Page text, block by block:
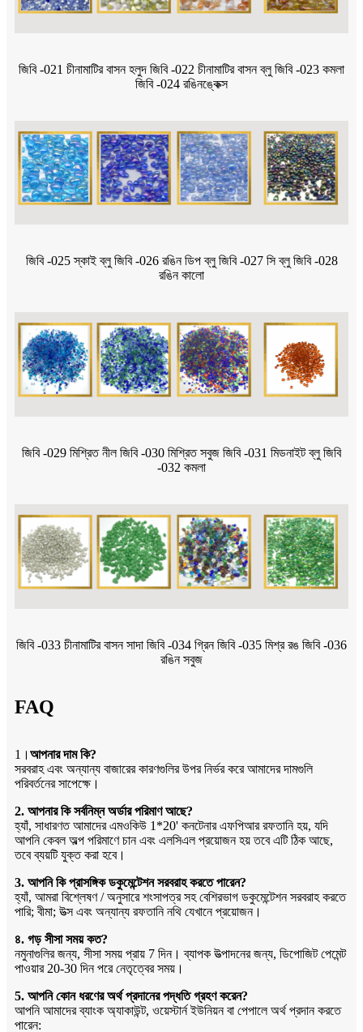
জিবি -021 চীনামাটির বাসন হলুদ জিবি -022 চীনামাটির বাসন ব্লু জিবি -023 কমলা
জিবি -024 রঙিনঙ্কেক্স
জিবি -025 স্কাই ব্লু জিবি -026 রঙিন ডিপ ব্লু জিবি -027 সি ব্লু জিবি -028
রঙিন কালো
জিবি -029 মিশ্রিত নীল জিবি -030 মিশ্রিত সবুজ জিবি -031 মিডনাইট ব্লু জিবি
-032 কমলা
জিবি -033 চীনামাটির বাসন সাদা জিবি -034 গ্রিন জিবি -035 মিশ্র রঙ জিবি -036
রঙিন সবুজ
FAQ
1। আপনার দাম কি?
সরবরাহ এবং অন্যান্য বাজারের কারণগুলির উপর নির্ভর করে আমাদের দামগুলি
পরিবর্তনের সাপেক্ষে।
2. আপনার কি সর্বনিম্ন অর্ডার পরিমাণ আছে?
হ্যাঁ, সাধারণত আমাদের এমওকিউ 1*20' কনটেনার এফপিআর রফতানি হয়, যদি
আপনি কেবল অল্প পরিমাণে চান এবং এলসিএল প্রয়োজন হয় তবে এটি ঠিক আছে,
তবে ব্যয়টি যুক্ত করা হবে।
3. আপনি কি প্রাসঙ্গিক ডকুমেন্টেশন সরবরাহ করতে পারেন?
হ্যাঁ, আমরা বিশ্লেষণ / অনুসারে শংসাপত্র সহ বেশিরভাগ ডকুমেন্টেশন সরবরাহ করতে
পারি; বীমা; উত্স এবং অন্যান্য রফতানি নথি যেখানে প্রয়োজন।
৪. গড় সীসা সময় কত?
নমুনাগুলির জন্য, সীসা সময় প্রায় 7 দিন। ব্যাপক উত্পাদনের জন্য, ডিপোজিট পেমেন্ট
পাওয়ার 20-30 দিন পরে নেতৃত্বের সময়।
5. আপনি কোন ধরণের অর্থ প্রদানের পদ্ধতি গ্রহণ করেন?
আপনি আমাদের ব্যাংক অ্যাকাউন্ট, ওয়েস্টার্ন ইউনিয়ন বা পেপালে অর্থ প্রদান করতে
পারেন: